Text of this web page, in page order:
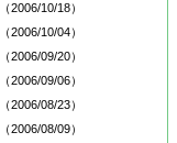
（2006/10/18）
（2006/10/04）
（2006/09/20）
（2006/09/06）
（2006/08/23）
（2006/08/09）